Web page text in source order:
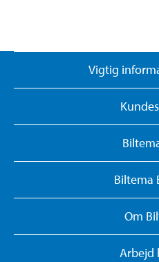
Vigtig
Biltema
Om
Arbejd